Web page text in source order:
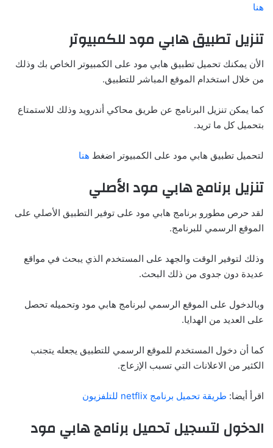
هنا
تنزيل تطبيق هابي مود للكمبيوتر
الأن يمكنك تحميل تطبيق هابي مود على الكمبيوتر الخاص بك وذلك
من خلال استخدام الموقع المباشر للتطبيق.
كما يمكن تنزيل البرنامج عن طريق محاكي أندرويد وذلك للاستمتاع
بتحميل كل ما تريد.
لتحميل تطبيق هابي مود على الكمبيوتر اضغط هنا
تنزيل برنامج هابي مود الأصلي
لقد حرص مطورو برنامج هابي مود على توفير التطبيق الأصلي على
الموقع الرسمي للبرنامج.
وذلك لتوفير الوقت والجهد على المستخدم الذي يبحث في مواقع
عديدة دون جدوى من ذلك البحث.
وبالدخول على الموقع الرسمي لبرنامج هابي مود وتحميله تحصل
على العديد من الهدايا.
كما أن دخول المستخدم للموقع الرسمي للتطبيق يجعله يتجنب
الكثير من الاعلانات التي تسبب الإزعاج.
اقرأ أيضا: طريقة تحميل برنامج netflix للتلفزيون
الدخول لتسجيل تحميل برنامج هابي مود